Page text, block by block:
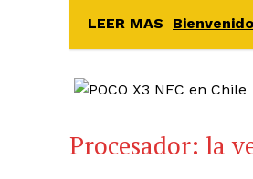
LEER MAS
Procesador: la